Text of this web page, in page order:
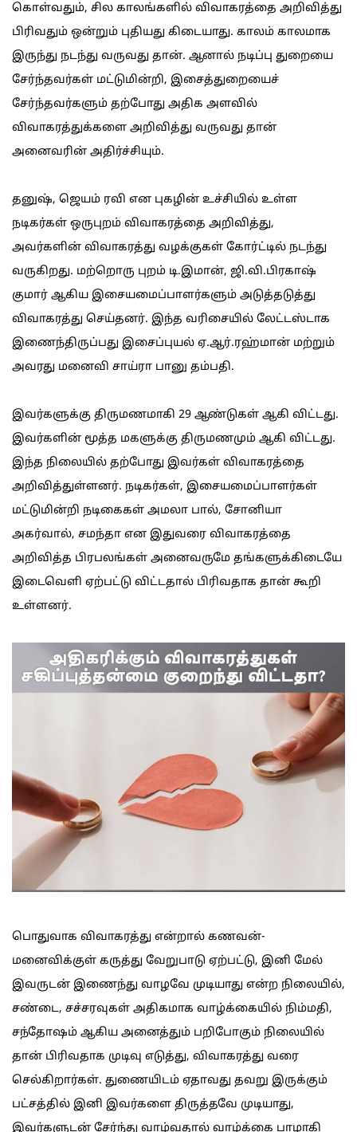
கொள்வதும், சில காலங்களில் விவாகரத்தை அறிவித்து
பிரிவதும் ஒன்றும் புதியது கிடையாது. காலம் காலமாக
இருந்து நடந்து வருவது தான். ஆனால் நடிப்பு துறையை
சேர்ந்தவர்கள் மட்டுமின்றி, இசைத்துறையைச்
சேர்ந்தவர்களும் தற்போது அதிக அளவில்
விவாகரத்துக்களை அறிவித்து வருவது தான்
அனைவரின் அதிர்ச்சியும்.
தனுஷ், ஜெயம் ரவி என புகழின் உச்சியில் உள்ள
நடிகர்கள் ஒருபுறம் விவாகரத்தை அறிவித்து,
அவர்களின் விவாகரத்து வழக்குகள் கோர்ட்டில் நடந்து
வருகிறது. மற்றொரு புறம் டி.இமான், ஜி.வி.பிரகாஷ்
குமார் ஆகிய இசையமைப்பாளர்களும் அடுத்தடுத்து
விவாகரத்து செய்தனர். இந்த வரிசையில் லேட்டஸ்டாக
இணைந்திருப்பது இசைப்புயல் ஏ.ஆர்.ரஹ்மான் மற்றும்
அவரது மனைவி சாய்ரா பானு தம்பதி.
இவர்களுக்கு திருமணமாகி 29 ஆண்டுகள் ஆகி விட்டது.
இவர்களின் மூத்த மகளுக்கு திருமணமும் ஆகி விட்டது.
இந்த நிலையில் தற்போது இவர்கள் விவாகரத்தை
அறிவித்துள்ளனர். நடிகர்கள், இசையமைப்பாளர்கள்
மட்டுமின்றி நடிகைகள் அமலா பால், சோனியா
அகர்வால், சமந்தா என இதுவரை விவாகரத்தை
அறிவித்த பிரபலங்கள் அனைவருமே தங்களுக்கிடையே
இடைவெளி ஏற்பட்டு விட்டதால் பிரிவதாக தான் கூறி
உள்ளனர்.
பொதுவாக விவாகரத்து என்றால் கணவன்-
மனைவிக்குள் கருத்து வேறுபாடு ஏற்பட்டு, இனி மேல்
இவருடன் இணைந்து வாழவே முடியாது என்ற நிலையில்,
சண்டை, சச்சரவுகள் அதிகமாக வாழ்க்கையில் நிம்மதி,
சந்தோஷம் ஆகிய அனைத்தும் பறிபோகும் நிலையில்
தான் பிரிவதாக முடிவு எடுத்து, விவாகரத்து வரை
செல்கிறார்கள். துணையிடம் ஏதாவது தவறு இருக்கும்
பட்சத்தில் இனி இவர்களை திருத்தவே முடியாது,
இவர்களுடன் சேர்ந்து வாழ்வதால் வாழ்க்கை பாழாகி